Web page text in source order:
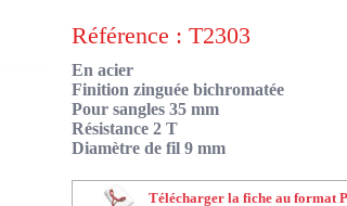
Référence : T2303
En acier
Finition zinguée bichromatée
Pour sangles 35 mm
Résistance 2 T
Diamètre de fil 9 mm
Télécharger la fiche au format